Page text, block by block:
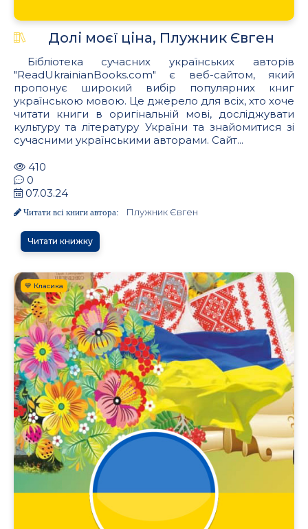
Долі моєї ціна, Плужник Євген
Бібліотека сучасних українських авторів
"ReadUkrainianBooks.com" є веб-сайтом, який
пропонує широкий вибір популярних книг
українською мовою. Це джерело для всіх, хто хоче
читати книги в оригінальній мові, досліджувати
культуру та літературу України та знайомитися зі
сучасними українськими авторами. Сайт...
410
0
07.03.24
Читати всі книги автора: Плужник Євген
Читати книжку
💙 Класика